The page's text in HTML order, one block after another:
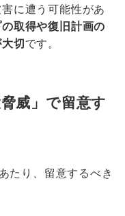
に遭う可能性があ
取得や復旧計画の
切です。
威」で留意す
たり、留意するべき